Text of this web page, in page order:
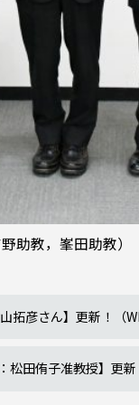
助教，峯田助教）
彦さん】更新！（
田侑子准教授】更